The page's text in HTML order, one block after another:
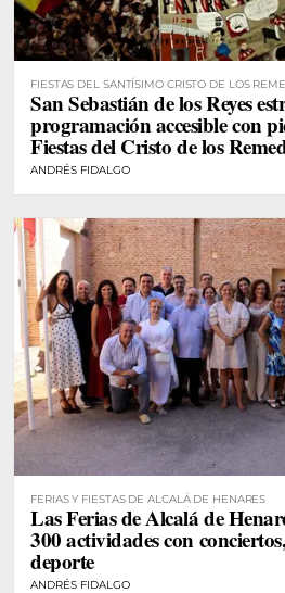
FIESTAS DEL SANTÍSIMO CRISTO DE LOS
San Sebastián de los Reyes
programación accesible con
Fiestas del Cristo de los
ANDRÉS FIDALGO
FERIAS Y FIESTAS DE ALCALÁ DE HENARES
Las Ferias de Alcalá de
300 actividades con
deporte
ANDRÉS FIDALGO